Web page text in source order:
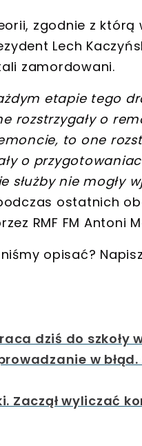
zgodnie z którą
Lech
zamordowani.
etapie tego
rozstrzygały o
to one
o
służby nie mogły
ostatnich
RMF FM Antoni
opisać?
dziś do szkoły
w
Zaczął wyliczać